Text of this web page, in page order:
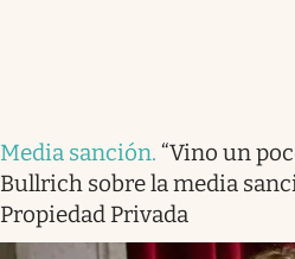
Media sanción. “Vino un
Bullrich sobre la media
Propiedad Privada